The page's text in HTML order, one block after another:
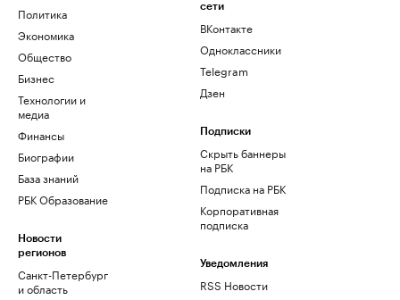
Политика
Экономика
Общество
Бизнес
Технологии и
медиа
Финансы
Биографии
База знаний
РБК Образование
Новости
регионов
Санкт-Петербург
и область
сети
ВКонтакте
Одноклассники
Telegram
Дзен
Подписки
Скрыть баннеры
на РБК
Подписка на РБК
Корпоративная
подписка
Уведомления
RSS Новости